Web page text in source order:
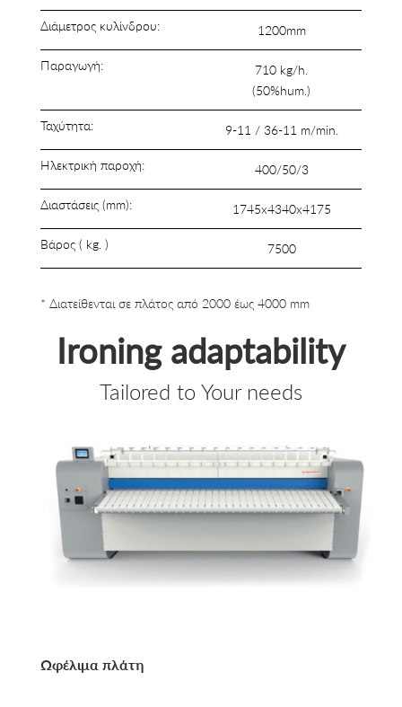
Διάμετρος κυλίνδρου:
Παραγωγή:
Ταχύτητα:
Ηλεκτρική παροχή:
Διαστάσεις (mm):
Βάρος ( kg. )
1200mm
710 kg/h.
(50%hum.)
9-11 / 36-11 m/min.
400/50/3
1745x4340x4175
7500
* Διατείθενται σε πλάτος από 2000 έως 4000 mm
Ironing adaptability
Tailored to Your needs
Ωφέλιμα πλάτη